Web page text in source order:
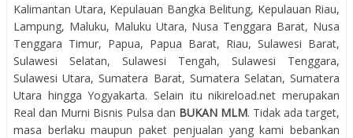
Kalimantan Utara, Kepulauan Bangka Belitung, Kepulauan Riau,
Lampung, Maluku, Maluku Utara, Nusa Tenggara Barat, Nusa
Tenggara Timur, Papua, Papua Barat, Riau, Sulawesi Barat,
Sulawesi Selatan, Sulawesi Tengah, Sulawesi Tenggara,
Sulawesi Utara, Sumatera Barat, Sumatera Selatan, Sumatera
Utara hingga Yogyakarta. Selain itu nikireload.net merupakan
Real dan Murni Bisnis Pulsa dan BUKAN MLM. Tidak ada target,
masa berlaku maupun paket penjualan yang kami bebankan